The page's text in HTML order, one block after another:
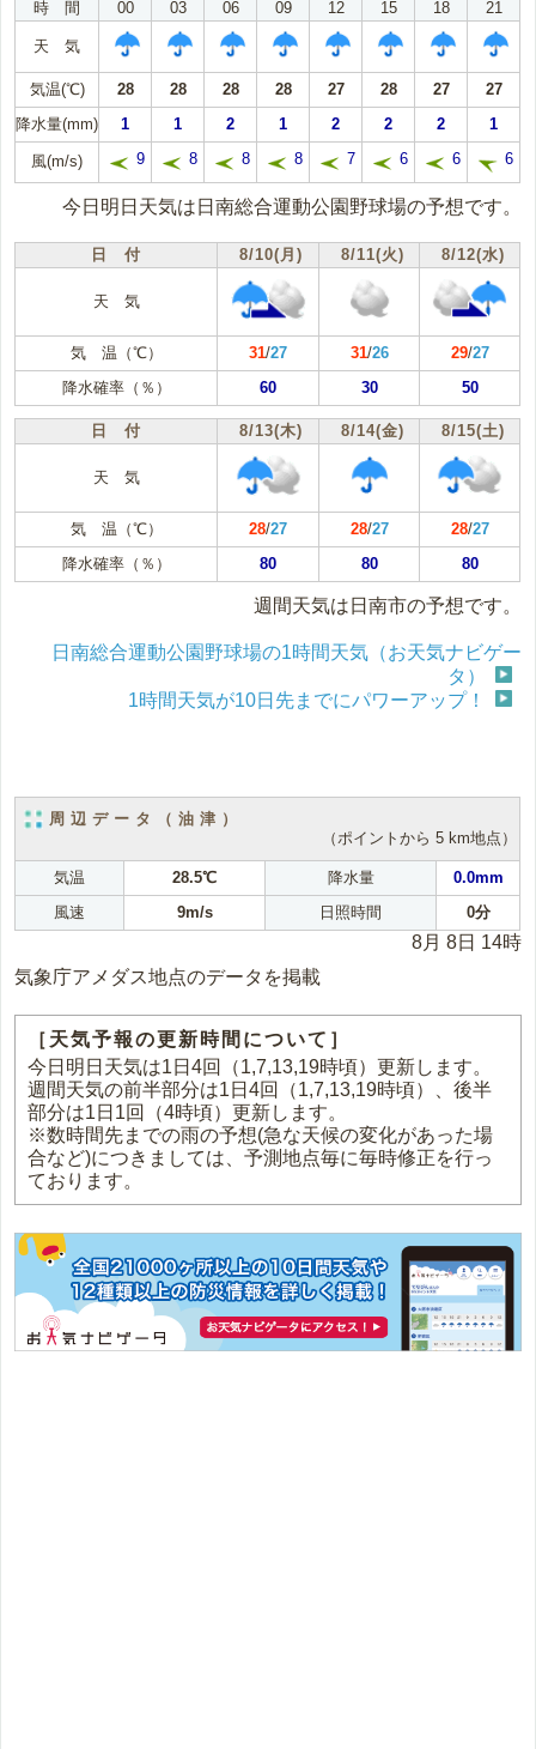
時 間
00 03 06 09 12 15 18 21
天 気
気温(℃) 28 28 28 28 27 28 27
27
降水量(mm)
1 1 2 1 2 2 2 1
風(m/s) 9 8 8 8 7 6 6 6
今日明日天気は日南総合運動公園野球場の予想です。
日 付 8/10(月) 8/11(火) 8/12(水)
天 気
気 温（℃） 31/27 31/26 29/27
降水確率（％）
60 30 50
日 付 8/13(木) 8/14(金) 8/15(土)
天 気
気 温（℃） 28/27 28/27 28/27
降水確率（％）
80 80 80
週間天気は日南市の予想です。
日南総合運動公園野球場の1時間天気（お天気ナビゲー
タ）
1時間天気が10日先までにパワーアップ！
周辺データ（油津）
（ポイントから 5 km地点）
気温 28.5℃ 降水量
0.0mm
風速
9m/s 日照時間 0分
8月 8日 14時
気象庁アメダス地点のデータを掲載
［天気予報の更新時間について］
今日明日天気は1日4回（1,7,13,19時頃）更新します。
週間天気の前半部分は1日4回（1,7,13,19時頃）、後半
部分は1日1回（4時頃）更新します。
※数時間先までの雨の予想(急な天候の変化があった場
合など)につきましては、予測地点毎に毎時修正を行っ
ております。